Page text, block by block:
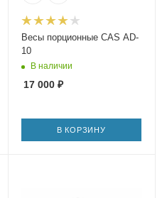
Весы порционные CAS AD-
10
В наличии
17 000₽
В КОРЗИНУ